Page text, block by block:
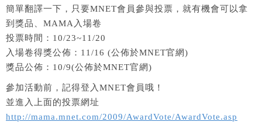
簡單翻譯一下，只要MNET會員參與投票，就有機會可以拿
到獎品、MAMA入場卷
投票時間：10/23~11/20
入場卷得獎公佈：11/16 (公佈於MNET官網)
獎品公佈：10/9(公佈於MNET官網)
參加活動前，記得登入MNET會員哦！
並進入上面的投票網址
http://mama.mnet.com/2009/AwardVote/AwardVote.asp